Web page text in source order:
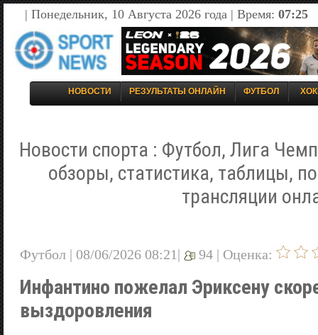
| Понедельник, 10 Августа 2026 года | Время: 07:25
НОВОСТИ РЕЗУЛЬТАТЫ ОНЛАЙН ФУТБОЛ
Новости спорта : Футбол, Лига
обзоры, статистика, таблицы,
трансляции
Футбол | 08/06/2026 08:21| 94 | Оценка:
Инфантино пожелал Эриксену
выздоровления